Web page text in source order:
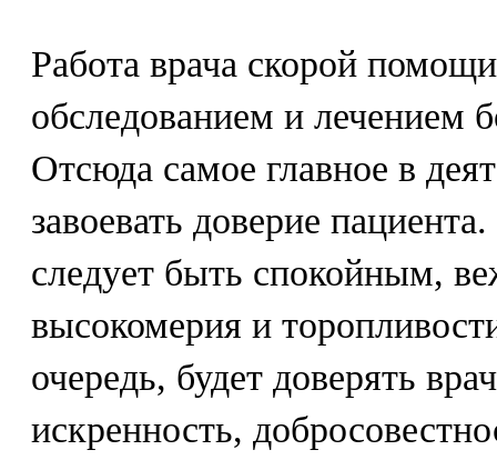
Работа врача скорой
обследованием и лечением
Отсюда самое главное в
завоевать доверие
следует быть спокойным,
высокомерия и
очередь, будет доверять
искренность,